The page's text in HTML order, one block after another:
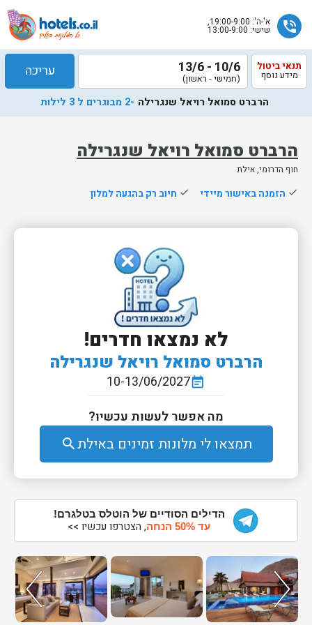
phone_in_talk א'-ה': 19:00-9:00,
שישי: 13:00-9:00
הרברט סמואל רויאל שנגרילה
חוף הדרומי, אילת
תנאי ביטול
מידע נוסף 10/6 - 13/6
(חמישי - ראשון) עריכה
הרברט סמואל רויאל שנגרילה -2 מבוגרים ל 3 לילות
done הזמנה באישור מיידי done חיוב רק בהגעה למלון
לא נמצאו חדרים!
הרברט סמואל רויאל שנגרילה
event_note
10-13/06/2027
מה אפשר לעשות עכשיו?
תמצאו לי מלונות זמינים באילתsearch
הדילים הסודיים של הוטלס בטלגרם!
עד 50% הנחה
, הצטרפו עכשיו >>
שלח